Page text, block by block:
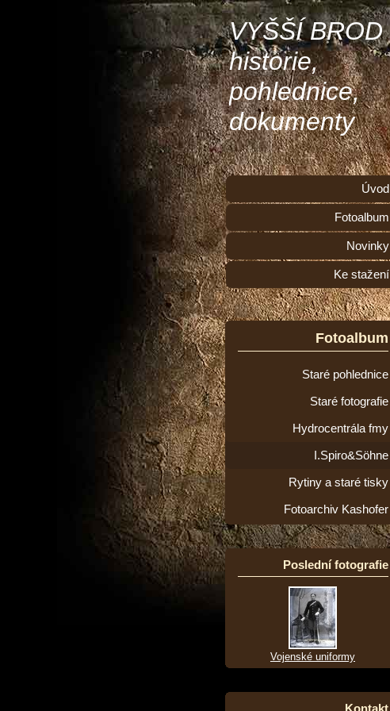
VYŠŠÍ BROD
historie,
pohlednice,
dokumenty
Úvod
Fotoalbum
Novinky
Ke stažení
Fotoalbum
Staré pohlednice
Staré fotografie
Hydrocentrála fmy
I.Spiro&Söhne
Rytiny a staré tisky
Fotoarchiv Kashofer
Poslední fotografie
Vojenské uniformy
Kontakt